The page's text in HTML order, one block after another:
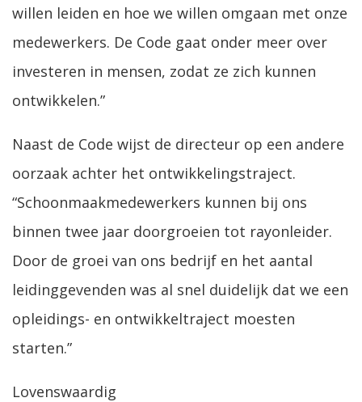
willen leiden en hoe we willen omgaan met onze
medewerkers. De Code gaat onder meer over
investeren in mensen, zodat ze zich kunnen
ontwikkelen.”
Naast de Code wijst de directeur op een andere
oorzaak achter het ontwikkelingstraject.
“Schoonmaakmedewerkers kunnen bij ons
binnen twee jaar doorgroeien tot rayonleider.
Door de groei van ons bedrijf en het aantal
leidinggevenden was al snel duidelijk dat we een
opleidings- en ontwikkeltraject moesten
starten.”
Lovenswaardig